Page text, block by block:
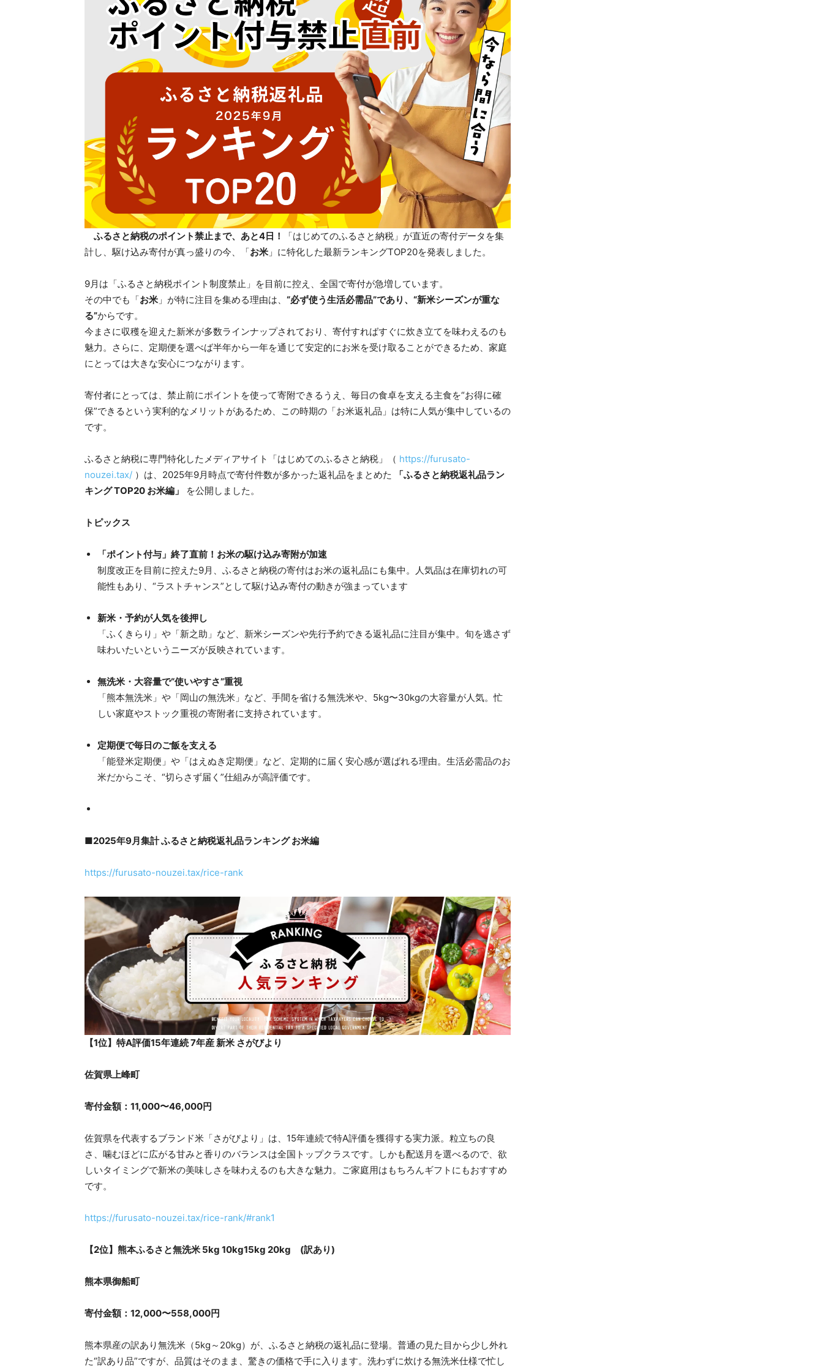
ふるさと納税のポイント禁止まで、あと4日！
「はじめてのふるさと納税」が直近の寄付データを集
計し、駆け込み寄付が真っ盛りの今、「お米 」に特化した最新ランキングTOP20を発表しました。
9月は「ふるさと納税ポイント制度禁止」を目前に控え、全国で寄付が急増しています。
その中でも「お米 」が特に注目を集める理由は、 “必ず使う生活必需品”であり、“新米シーズンが重な
る”からです。
今まさに収穫を迎えた新米が多数ラインナップされており、寄付すればすぐに炊き立てを味わえるのも
魅力。さらに、定期便を選べば半年から一年を通じて安定的にお米を受け取ることができるため、家庭
にとっては大きな安心につながります。
寄付者にとっては、禁止前にポイントを使って寄附できるうえ、毎日の食卓を支える主食を“お得に確
保”できるという実利的なメリットがあるため、この時期の「お米返礼品」は特に人気が集中しているの
です。
ふるさと納税に専門特化したメディアサイト「はじめてのふるさと納税」（ https://furusato-
nouzei.tax/ ）は、2025年9月時点で寄付件数が多かった返礼品をまとめた
「ふるさと納税返礼品ラン
キング TOP20 お米編」
を公開しました。
トピックス
「ポイント付与」終了直前！お米の駆け込み寄附が加速
制度改正を目前に控えた9月、ふるさと納税の寄付はお米の返礼品にも集中。人気品は在庫切れの可
能性もあり、“ラストチャンス”として駆け込み寄付の動きが強まっています
新米・予約が人気を後押し
「ふくきらり」や「新之助」など、新米シーズンや先行予約できる返礼品に注目が集中。旬を逃さず
味わいたいというニーズが反映されています。
無洗米・大容量で“使いやすさ”重視
「熊本無洗米」や「岡山の無洗米」など、手間を省ける無洗米や、5kg〜30kgの大容量が人気。忙
しい家庭やストック重視の寄附者に支持されています。
定期便で毎日のご飯を支える
「能登米定期便」や「はえぬき定期便」など、定期的に届く安心感が選ばれる理由。生活必需品のお
米だからこそ、“切らさず届く”仕組みが高評価です。
■2025年9月集計 ふるさと納税返礼品ランキング お米編
https://furusato-nouzei.tax/rice-rank
【1位】特A評価15年連続 7年産 新米 さがびより
佐賀県上峰町
寄付金額：11,000〜46,000円
佐賀県を代表するブランド米「さがびより」は、15年連続で特A評価を獲得する実力派。粒立ちの良
さ、噛むほどに広がる甘みと香りのバランスは全国トップクラスです。しかも配送月を選べるので、欲
しいタイミングで新米の美味しさを味わえるのも大きな魅力。ご家庭用はもちろんギフトにもおすすめ
です。
https://furusato-nouzei.tax/rice-rank/#rank1
【2位】熊本ふるさと無洗米 5kg 10kg15kg 20kg (訳あり)
熊本県御船町
寄付金額：12,000〜558,000円
熊本県産の訳あり無洗米（5kg～20kg）が、ふるさと納税の返礼品に登場。普通の見た目から少し外れ
た“訳あり品”ですが、品質はそのまま、驚きの価格で手に入ります。洗わずに炊ける無洗米仕様で忙し